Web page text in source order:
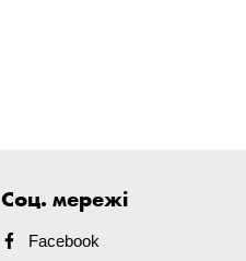
Соц. мережі
Facebook